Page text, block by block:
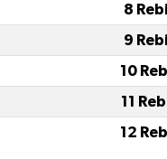
8
9
10
11
12